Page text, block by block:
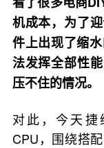
机成本，为了
件上出现了缩
法发挥全部性
压不住的情况。
对此，今天捷
CPU，围绕搭